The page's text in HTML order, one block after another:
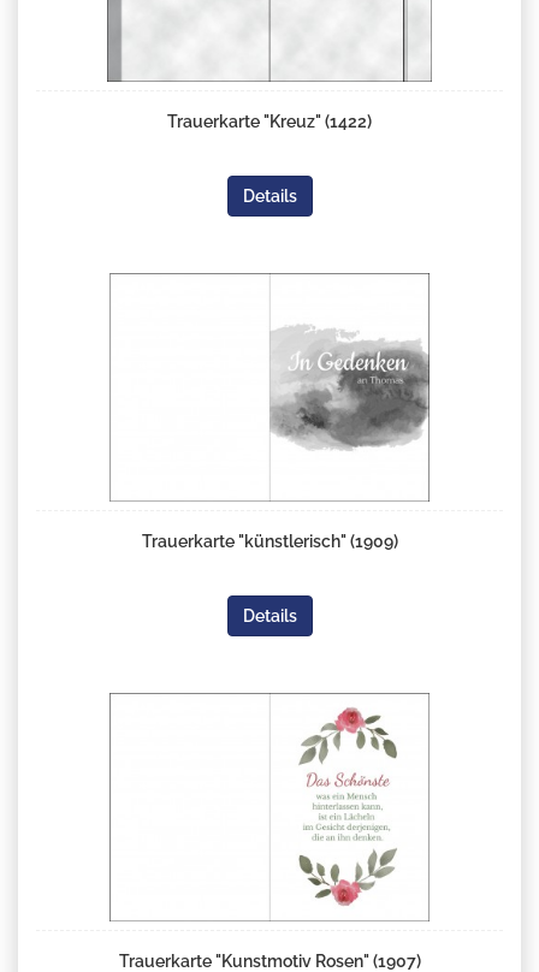
Trauerkarte "Kreuz" (1422)
Details
Trauerkarte "künstlerisch" (1909)
Details
Trauerkarte "Kunstmotiv Rosen" (1907)